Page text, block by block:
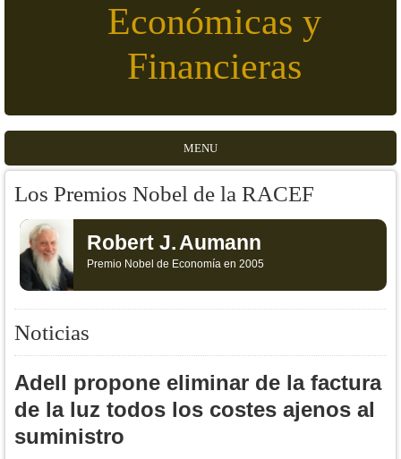
Económicas y
Financieras
MENU
Los Premios Nobel de la RACEF
Robert J.Aumann
Premio Nobel de Economía en 2005
Noticias
Adell propone eliminar de la factura
de la luz todos los costes ajenos al
suministro